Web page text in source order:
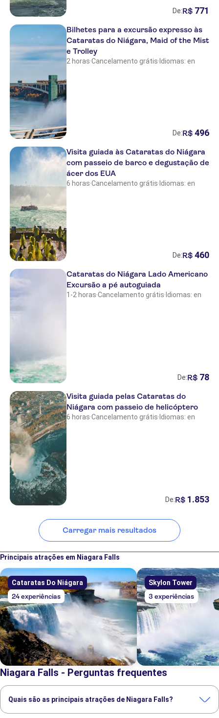
De:R$ 771
Bilhetes para a excursão expresso às
Cataratas do Niágara, Maid of the Mist
e Trolley
2 horas·Cancelamento grátis· Idiomas: en
De:R$ 496
Visita guiada às Cataratas do Niágara
com passeio de barco e degustação de
ácer dos EUA
6 horas·Cancelamento grátis· Idiomas: en
De:R$ 460
Cataratas do Niágara Lado Americano
Excursão a pé autoguiada
1-2 horas·Cancelamento grátis· Idiomas: en
De:R$ 78
Visita guiada pelas Cataratas do
Niágara com passeio de helicóptero
6 horas·Cancelamento grátis· Idiomas: en
De:R$ 1.853
Carregar mais resultados
Principais atrações em Niagara Falls
Cataratas Do Niágara
24 experiências
Skylon Tower
3 experiências
Niagara Falls - Perguntas frequentes
Quais são as principais atrações de Niagara Falls?